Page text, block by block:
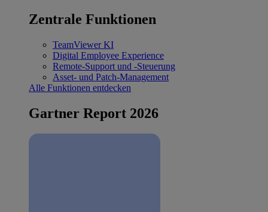
Zentrale Funktionen
TeamViewer KI
Digital Employee Experience
Remote-Support und -Steuerung
Asset- und Patch-Management
Alle Funktionen entdecken
Gartner Report 2026